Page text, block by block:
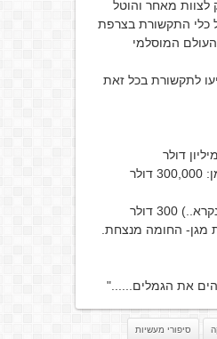
לצוות מאחר והוטל
כלי התקשורת בצרפת
המוסלמי
לתקשורת בכל זאת
צוות ערבי לא מיומן: 300,000 דולר
דולר
מגן- החומה מנצחת.
את הגמלים......"
סיפורי מעשיות